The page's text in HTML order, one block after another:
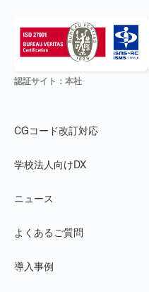
認証サイト：本社
CGコード改訂対応
学校法人向けDX
ニュース
よくあるご質問
導入事例